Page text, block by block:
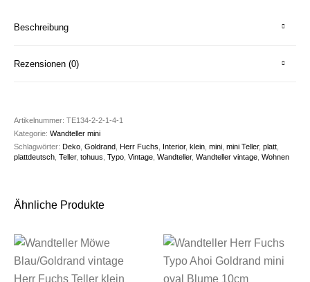
Beschreibung
Rezensionen (0)
Artikelnummer:TE134-2-2-1-4-1
Kategorie:Wandteller mini
Schlagwörter:Deko ,Goldrand ,Herr Fuchs Interior,klein ,mini ,mini Teller,platt
plattdeutsch ,Teller,tohuus ,Typo ,Vintage ,Wandteller,Wandteller vintage ,Wohnen
Ähnliche Produkte